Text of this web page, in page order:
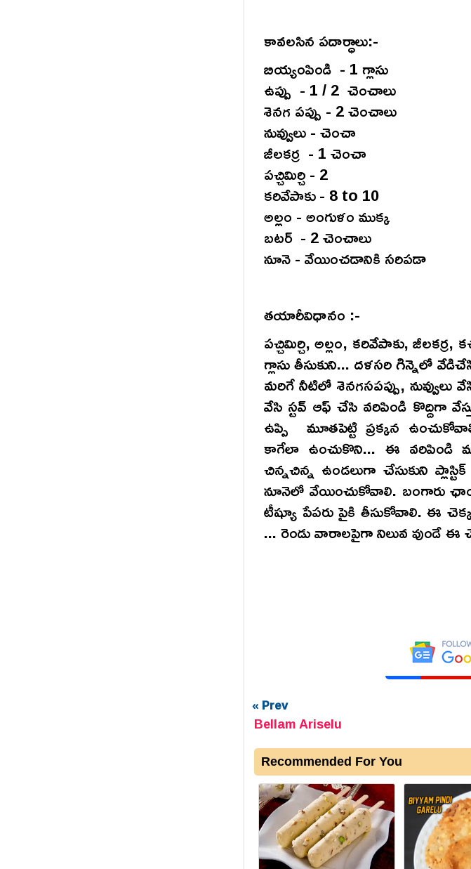
కావలసిన పదార్ధాలు:-
బియ్యంపిండి - 1 గ్లాసు
ఉప్పు - 1 / 2 చెంచాలు
శెనగ పప్పు - 2 చెంచాలు
నువ్వులు - చెంచా
జీలకర్ర - 1 చెంచా
పచ్చిమిర్చి - 2
కరివేపాకు - 8 to 10
అల్లం - అంగుళం ముక్క
బటర్ - 2 చెంచాలు
నూనె - వేయించడానికి సరిపడా
తయారీవిధానం :-
పచ్చిమిర్చి, అల్లం, కరివేపాకు,
గ్లాసు తీసుకుని... దళసరి గిన్నెలో
మరిగే నీటిలో శెనగసపప్పు,
వేసి స్టవ్ ఆఫ్ చేసి వరిపిండి కొద్దిగా
ఉప్పి మూతపెట్టి ప్రక్కన
కాగేలా ఉంచుకొని... ఈ వరిపిండి
చిన్నచిన్న ఉండలుగా చేసుకుని
నూనెలో వేయించుకోవాలి. బంగారు
టీష్యూ పేపరు పైకి తీసుకోవాలి. ఈ
... రెండు వారాలపైగా నిలువ వుండే
« Prev
Bellam Ariselu
Recommended For You